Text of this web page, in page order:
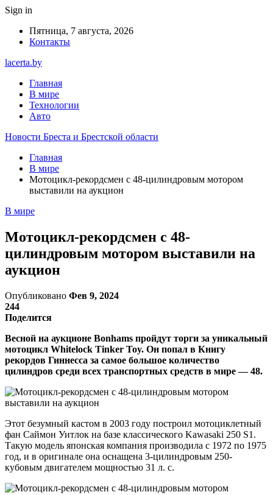
Sign in
Пятница, 7 августа, 2026
Контакты
lacerta.by
Главная
В мире
Технологии
Авто
Новости Бреста и Брестской области
Главная
В мире
Мотоцикл-рекордсмен с 48-цилиндровым мотором
выставили на аукцион
В мире
Мотоцикл-рекордсмен с 48-
цилиндровым мотором выставили на
аукцион
Опубликовано Фев 9, 2024
244
Поделится
Весной на аукционе Bonhams пройдут торги за уникальный
мотоцикл Whitelock Tinker Toy. Он попал в Книгу
рекордов Гиннесса за самое большое количество
цилиндров среди всех транспортных средств в мире — 48.
Этот безумный кастом в 2003 году построил мотоциклетный
фан Саймон Уитлок на базе классического Kawasaki 250 S1.
Такую модель японская компания производила с 1972 по 1975
год, и в оригинале она оснащена 3-цилиндровым 250-
кубовым двигателем мощностью 31 л. с.